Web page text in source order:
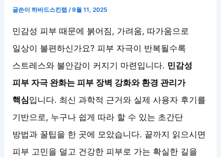
글쓴이하바드스킨랩/9월 11, 2025
민감성 피부 때문에 붉어짐, 가려움, 따가움으로
일상이 불편하신가요? 피부 자극이 반복될수록
스트레스와 불안감이 커지기 마련입니다. 민감성
피부 자극 완화는 피부 장벽 강화와 환경 관리가
핵심입니다. 최신 과학적 근거와 실제 사용자 후기를
기반으로, 누구나 쉽게 따라 할 수 있는 초간단
방법과 꿀팁을 한 곳에 모았습니다. 끝까지 읽으시면
피부 고민을 덜고 건강한 피부로 가는 확실한 길을